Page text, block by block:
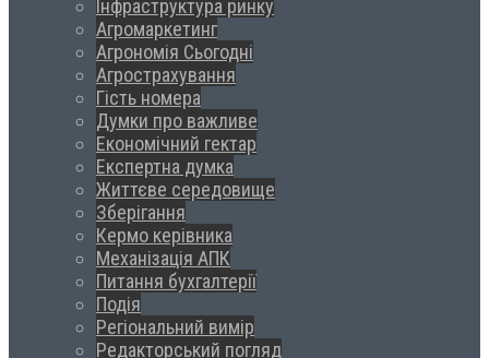
Інфраструктура ринку
Агромаркетинг
Агрономія Сьогодні
Агрострахування
Гість номера
Думки про важливе
Економічний гектар
Експертна думка
Життєве середовище
Зберігання
Кермо керівника
Механізація АПК
Питання бухгалтерії
Подія
Регіональний вимір
Редакторський погляд